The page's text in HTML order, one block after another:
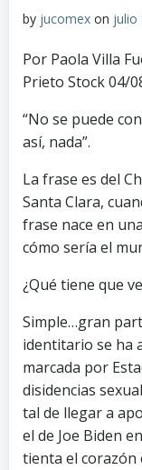
by jucomex on julio
Por Paola Villa
Prieto Stock 04/
“No se puede
así, nada”.
La frase es del
Santa Clara,
frase nace en
cómo sería el
¿Qué tiene que
Simple…gran
identitario se ha
marcada por
disidencias
tal de llegar a
el de Joe Biden
tienta el corazón